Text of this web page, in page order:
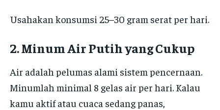
Usahakan konsumsi 25–30 gram serat per hari.
2. Minum Air Putih yang Cukup
Air adalah pelumas alami sistem pencernaan.
Minumlah minimal 8 gelas air per hari. Kalau
kamu aktif atau cuaca sedang panas,